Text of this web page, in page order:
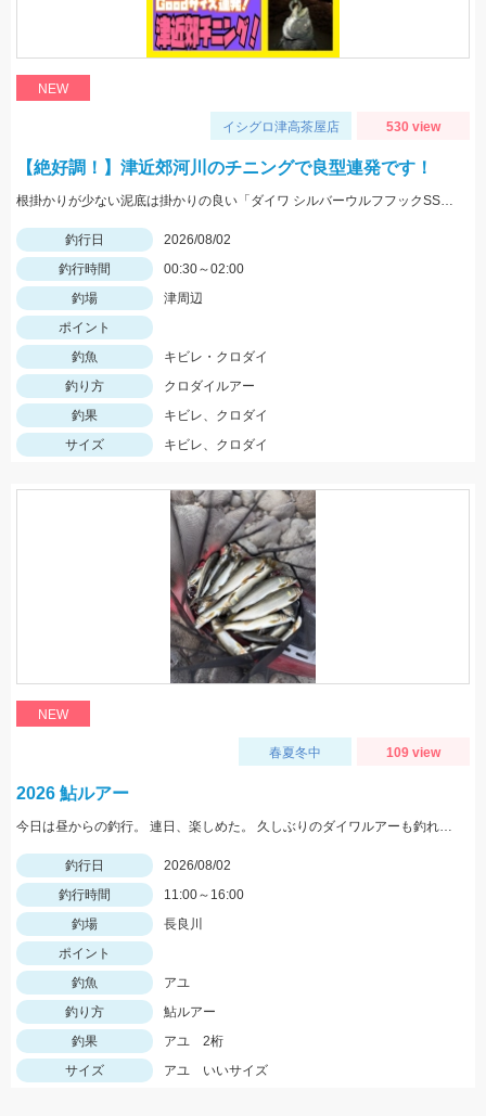
NEW
イシグロ津高茶屋店 530 view
【絶好調！】津近郊河川のチニングで良型連発です！
根掛かりが少ない泥底は掛かりの良い「ダイワ シルバーウルフフックSSストレート」「がまかつ 触角フック」がGOOD！
釣行日
2026/08/02
釣行時間
00:30～02:00
釣場
津周辺
ポイント
釣魚
キビレ・クロダイ
釣り方
クロダイルアー
釣果
キビレ、クロダイ
サイズ
キビレ、クロダイ
NEW
春夏冬中 109 view
2026 鮎ルアー
今日は昼からの釣行。 連日、楽しめた。 久しぶりのダイワルアーも釣れてくれました。
釣行日
2026/08/02
釣行時間
11:00～16:00
釣場
長良川
ポイント
釣魚
アユ
釣り方
鮎ルアー
釣果
アユ 2桁
サイズ
アユ いいサイズ